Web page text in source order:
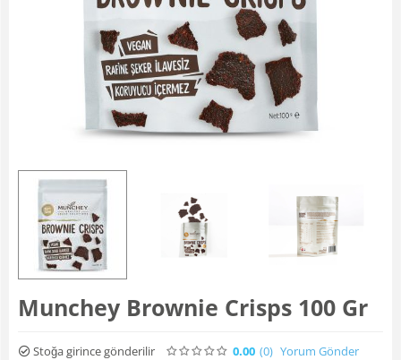
Munchey Brownie Crisps 100 Gr
Stoğa girince gönderilir 0.00 (0) Yorum Gönder